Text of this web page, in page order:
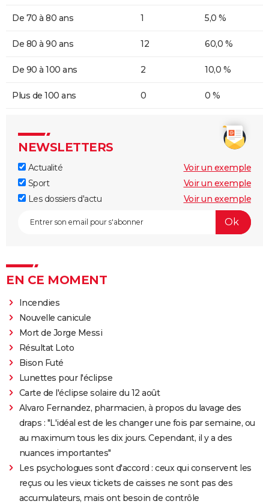
De 70 à 80 ans 1 5,0 %
De 80 à 90 ans 12 60,0 %
De 90 à 100 ans 2 10,0 %
Plus de 100 ans 0 0 %
NEWSLETTERS
Actualité
Voir un exemple
Sport
Voir un exemple
Les dossiers d'actu
Voir un exemple
EN CE MOMENT
Incendies
Nouvelle canicule
Mort de Jorge Messi
Résultat Loto
Bison Futé
Lunettes pour l'éclipse
Carte de l'éclipse solaire du 12 août
Alvaro Fernandez, pharmacien, à propos du lavage des
draps : "L'idéal est de les changer une fois par semaine, ou
au maximum tous les dix jours. Cependant, il y a des
nuances importantes"
Les psychologues sont d'accord : ceux qui conservent les
reçus ou les vieux tickets de caisses ne sont pas des
accumulateurs, mais ont besoin de contrôle